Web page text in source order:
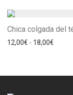
Chica colgada del
12,00€ - 18,00€